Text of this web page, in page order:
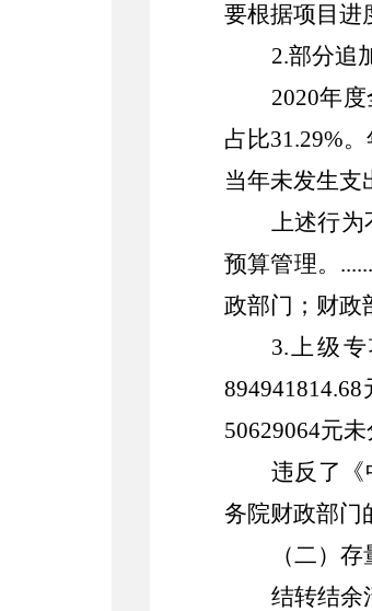
要根据项目进
2.部分追
2020年
占比31.29%。
当年未发生支
上述行为
预算管理。 ......
政部门；财政
3.上级
894941814.68
50629064元未
违反了《
务院财政部门
（二） 存
结转结余